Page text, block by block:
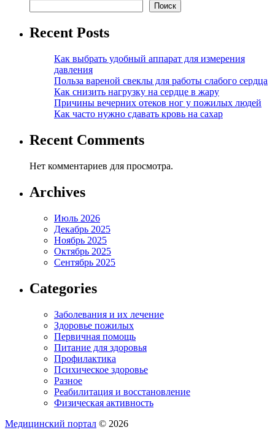
Поиск
Recent Posts
Как выбрать удобный аппарат для измерения
давления
Польза вареной свеклы для работы слабого сердца
Как снизить нагрузку на сердце в жару
Причины вечерних отеков ног у пожилых людей
Как часто нужно сдавать кровь на сахар
Recent Comments
Нет комментариев для просмотра.
Archives
Июль 2026
Декабрь 2025
Ноябрь 2025
Октябрь 2025
Сентябрь 2025
Categories
Заболевания и их лечение
Здоровье пожилых
Первичная помощь
Питание для здоровья
Профилактика
Психическое здоровье
Разное
Реабилитация и восстановление
Физическая активность
Медицинский портал © 2026